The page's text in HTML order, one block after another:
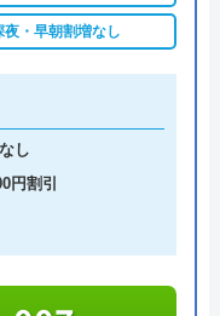
に駆け付けます。
でもご安心くださ
円～、出張料金
。見積もりは無料
ムから受付けてお
夜・早朝割増なし
し
円割引